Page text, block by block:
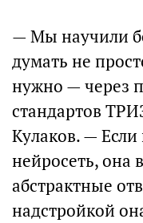
— Мы научили
думать не
нужно — через
стандартов
Кулаков. — Если
нейросеть, она
абстрактные
надстройкой